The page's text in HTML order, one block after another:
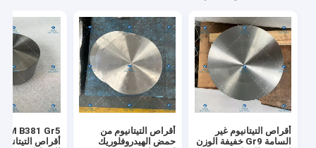
أقراص التيتانيوم غير
السامة Gr9 خفيفة الوزن
أقراص التيتانيوم من
حمض الهيدروفلوريك
أقراص